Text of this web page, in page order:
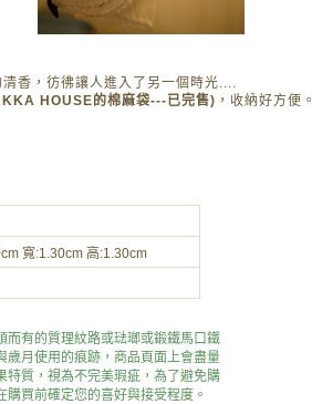
香，彷彿讓人進入了另一個時光....
HOUSE的棉麻袋---已完售) ，收納好方便。
寬:1.30cm 高:1.30cm
而有的質理紋路或琺瑯或鍛鐵馬口鐵
歲月使用的痕跡，商品頁面上會盡量
特質，視為不完美瑕疵，為了避免購
買前確定您的喜好與接受程度。